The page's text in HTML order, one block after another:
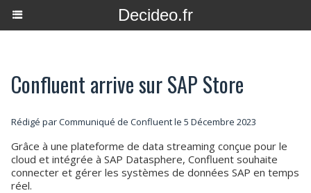
Decideo.fr
Confluent arrive sur SAP Store
Rédigé par Communiqué de Confluent le 5 Décembre 2023
Grâce à une plateforme de data streaming conçue pour le
cloud et intégrée à SAP Datasphere, Confluent souhaite
connecter et gérer les systèmes de données SAP en temps
réel.